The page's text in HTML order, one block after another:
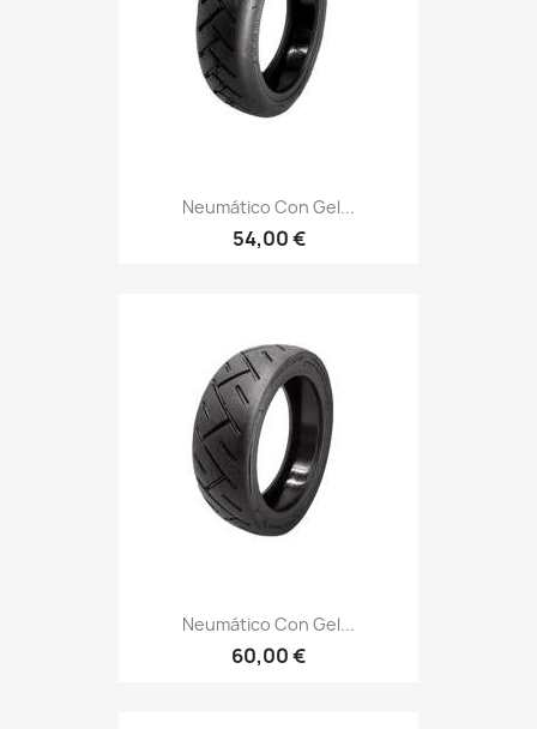
Neumático Con Gel...
54,00 €
Neumático Con Gel...
60,00 €